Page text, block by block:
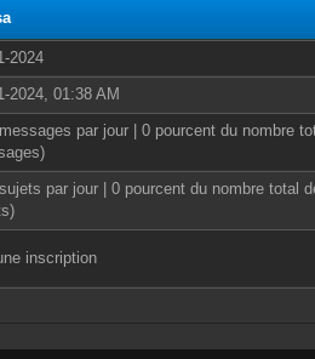
2024
2024, 01:38 AM
par jour | 0 pourcent du nombre
par jour | 0 pourcent du nombre total
inscription